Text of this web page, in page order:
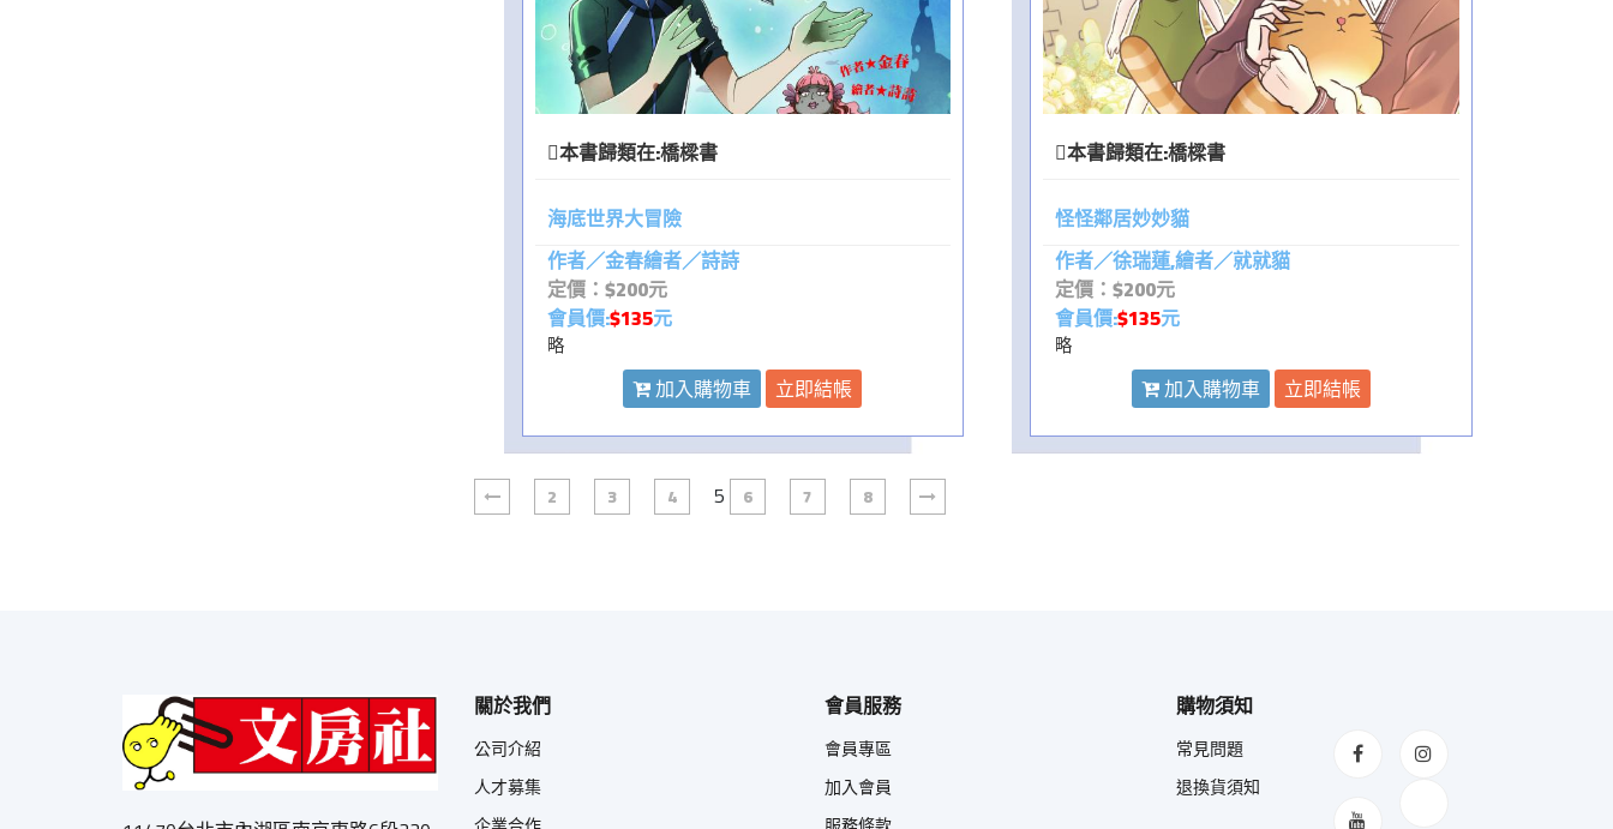
本書歸類在:橋樑書
海底世界大冒險
作者／金春繪者／詩詩
定價：$200元
會員價:$135元
略
加入購物車 立即結帳
本書歸類在:橋樑書
怪怪鄰居妙妙貓
作者／徐瑞蓮,繪者／就就貓
定價：$200元
會員價:$135元
略
加入購物車 立即結帳
2 3 4 5 6 7 8
關於我們
公司介紹
人才募集
會員服務
會員專區
加入會員
購物須知
常見問題
退換貨須知